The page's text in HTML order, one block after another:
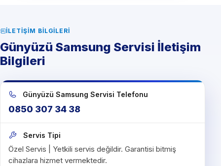
İLETIŞIM BILGILERI
Günyüzü Samsung Servisi İletişim
Bilgileri
Günyüzü Samsung Servisi Telefonu
0850 307 34 38
Servis Tipi
Özel Servis | Yetkili servis değildir. Garantisi bitmiş
cihazlara hizmet vermektedir.